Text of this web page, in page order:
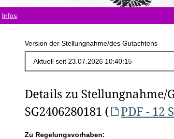
Infos
Version der Stellungnahme/des Gutachtens
Details zu Stellungnahme/
SG2406280181 (
PDF - 12
Zu Regelungsvorhaben: